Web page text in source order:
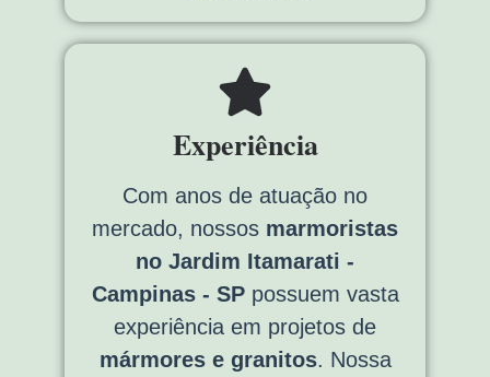
Experiência
Com anos de atuação no
mercado, nossos marmoristas
no Jardim Itamarati -
Campinas - SPpossuem vasta
experiência em projetos de
mármores e granitos. Nossa